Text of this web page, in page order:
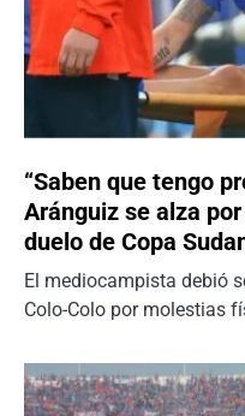
“Saben que tengo
Aránguiz se alza
duelo de Copa
El mediocampista debió
Colo-Colo por molestias